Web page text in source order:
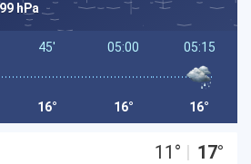
hPa
45'
16°
05:00
16°
05:15
16°
11 ° | 17°